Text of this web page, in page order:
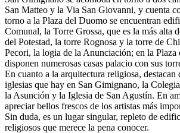
San Matteo y la Via San Giovanni, y cuenta
torno a la Plaza del Duomo se encuentran
Comunal, la Torre Grossa, que es la más alta
del Potestad, la torre Rognosa y la torre de
Pecori, la logia de la Anunciación; en la Plaza
disponen numerosas casas palacio con sus
En cuanto a la arquitectura religiosa, destacan
iglesias que hay en San Gimignano, la
la Asunción y la Iglesia de San Agustín. En
apreciar bellos frescos de los artistas más
Sin duda, es un lugar singular, repleto de
religiosos que merece la pena conocer.